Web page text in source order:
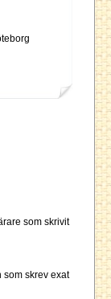
som skrivit
som skrev exat